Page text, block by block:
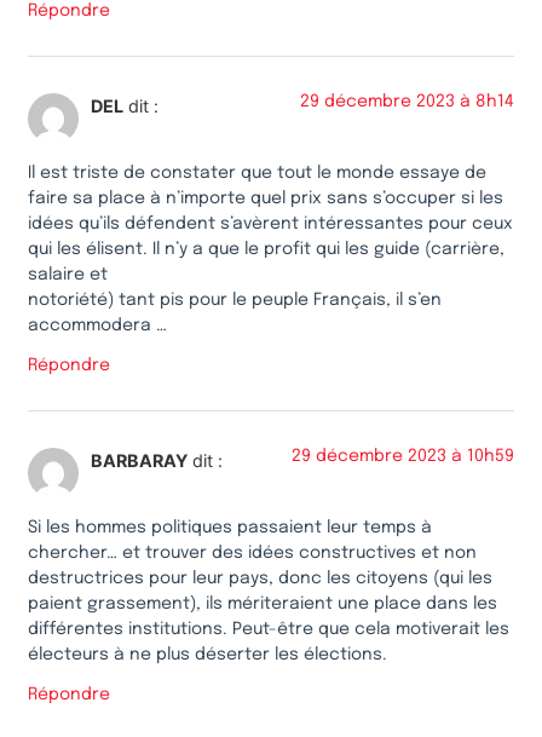
Répondre
DEL dit : 29 décembre 2023 à 8h14
Il est triste de constater que tout le monde essaye de
faire sa place à n’importe quel prix sans s’occuper si les
idées qu’ils défendent s’avèrent intéressantes pour ceux
qui les élisent. Il n’y a que le profit qui les guide (carrière,
salaire et
notoriété) tant pis pour le peuple Français, il s’en
accommodera …
Répondre
BARBARAY dit : 29 décembre 2023 à 10h59
Si les hommes politiques passaient leur temps à
chercher… et trouver des idées constructives et non
destructrices pour leur pays, donc les citoyens (qui les
paient grassement), ils mériteraient une place dans les
différentes institutions. Peut-être que cela motiverait les
électeurs à ne plus déserter les élections.
Répondre